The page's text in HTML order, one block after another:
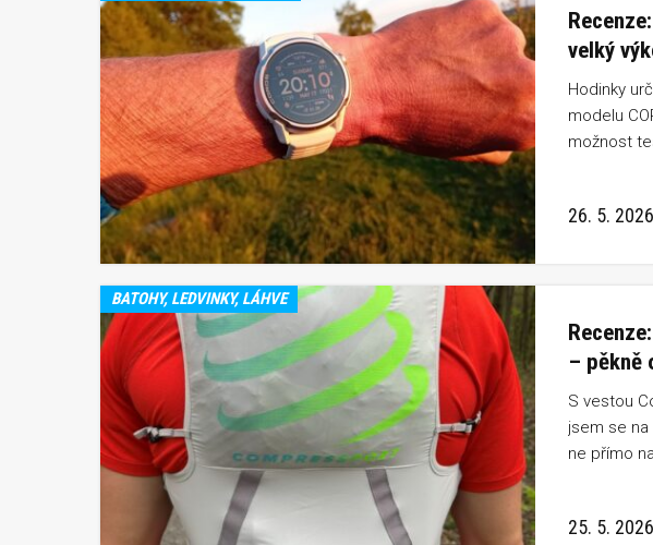
velký
Hodinky
modelu
možnost
modely,
26. 5. 2026
BATOHY, LEDVINKY, LÁHVE
– pěkně
S vestou
jsem se na
ne přímo
25. 5. 2026